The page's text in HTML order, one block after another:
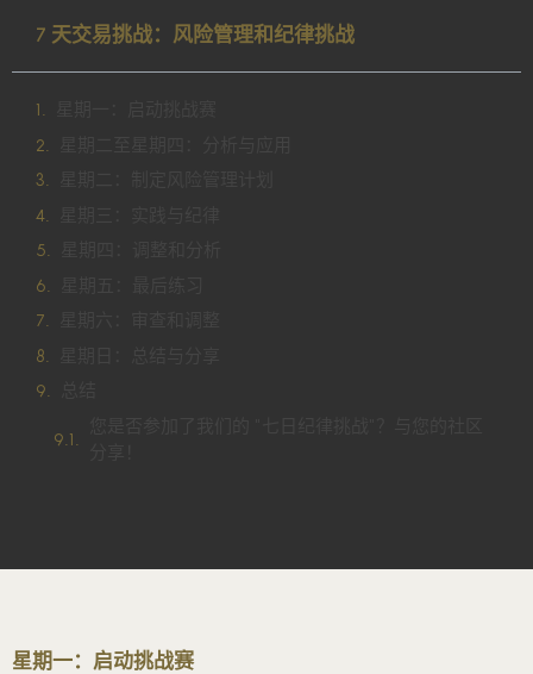
7 天交易挑战：风险管理和纪律挑战
星期一：启动挑战赛